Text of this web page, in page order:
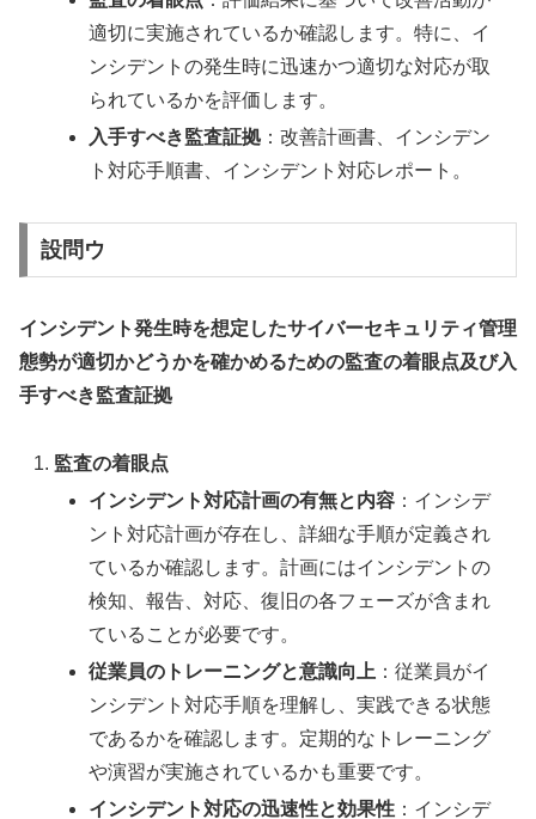
適切に実施されているか確認します。特に、イ
ンシデントの発生時に迅速かつ適切な対応が取
られているかを評価します。
入手すべき監査証拠 ：改善計画書、インシデン
ト対応手順書、インシデント対応レポート。
設問ウ
インシデント発生時を想定したサイバーセキュリティ管理
態勢が適切かどうかを確かめるための監査の着眼点及び入
手すべき監査証拠
監査の着眼点
インシデント対応計画の有無と内容 ：インシデ
ント対応計画が存在し、詳細な手順が定義され
ているか確認します。計画にはインシデントの
検知、報告、対応、復旧の各フェーズが含まれ
ていることが必要です。
従業員のトレーニングと意識向上 ：従業員がイ
ンシデント対応手順を理解し、実践できる状態
であるかを確認します。定期的なトレーニング
や演習が実施されているかも重要です。
インシデント対応の迅速性と効果性 ：インシデ